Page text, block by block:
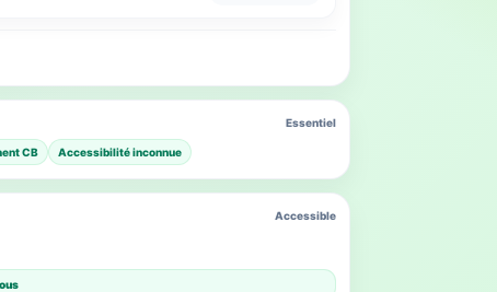
Essentiel
CB Accessibilité inconnue
Accessible